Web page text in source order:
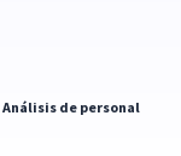
Análisis de personal